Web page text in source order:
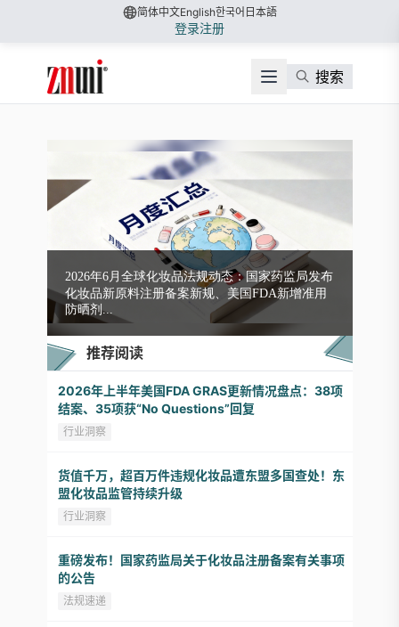
简体中文English한국어 日本語
登录注册
搜索
2026年6月全球化妆品法规动态：国家药监局发布
化妆品新原料注册备案新规、美国FDA新增准用
防晒剂...
推荐阅读
2026年上半年美国FDA GRAS更新情况盘点：38项
结案、35项获“No Questions”回复
行业洞察
货值千万，超百万件违规化妆品遭东盟多国查处！东
盟化妆品监管持续升级
行业洞察
重磅发布！国家药监局关于化妆品注册备案有关事项
的公告
法规速递